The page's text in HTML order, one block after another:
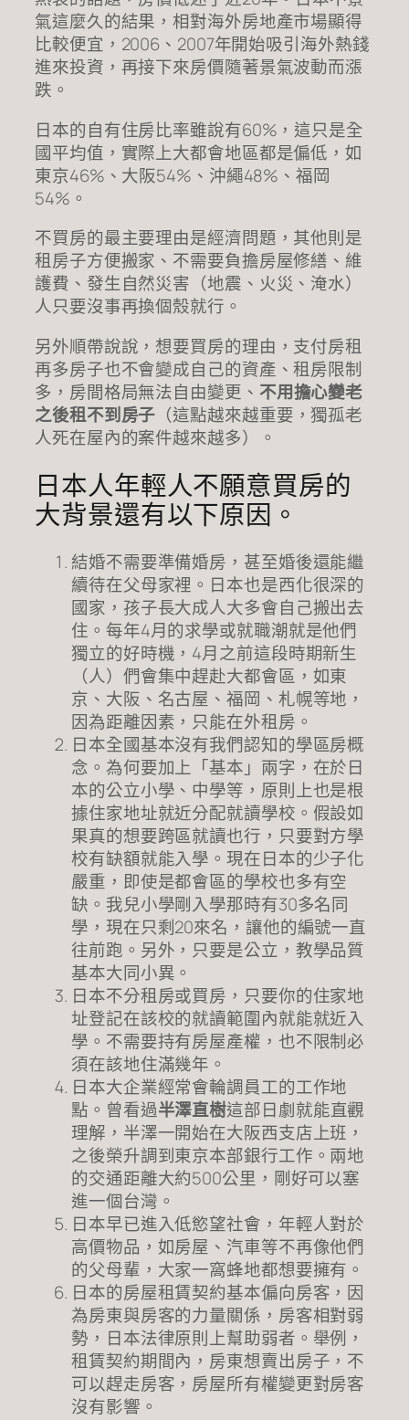
氣這麼久的結果，相對海外房地產市場顯得
比較便宜，2006、2007年開始吸引海外熱錢
進來投資，再接下來房價隨著景氣波動而漲
跌。
日本的自有住房比率雖說有60%，這只是全
國平均值，實際上大都會地區都是偏低，如
東京46%、大阪54%、沖繩48%、福岡
54%。
不買房的最主要理由是經濟問題，其他則是
租房子方便搬家、不需要負擔房屋修繕、維
護費、發生自然災害（地震、火災、淹水）
人只要沒事再換個殼就行。
另外順帶說說，想要買房的理由，支付房租
再多房子也不會變成自己的資產、租房限制
多，房間格局無法自由變更、 不用擔心變老
之後租不到房子 （這點越來越重要，獨孤老
人死在屋內的案件越來越多）。
日本人年輕人不願意買房的
大背景還有以下原因。
結婚不需要準備婚房，甚至婚後還能繼
續待在父母家裡。日本也是西化很深的
國家，孩子長大成人大多會自己搬出去
住。每年4月的求學或就職潮就是他們
獨立的好時機，4月之前這段時期新生
（人）們會集中趕赴大都會區，如東
京、大阪、名古屋、福岡、札幌等地，
因為距離因素，只能在外租房。
日本全國基本沒有我們認知的學區房概
念。為何要加上「基本」兩字，在於日
本的公立小學、中學等，原則上也是根
據住家地址就近分配就讀學校。假設如
果真的想要跨區就讀也行，只要對方學
校有缺額就能入學。現在日本的少子化
嚴重，即使是都會區的學校也多有空
缺。我兒小學剛入學那時有30多名同
學，現在只剩20來名，讓他的編號一直
往前跑。另外，只要是公立，教學品質
基本大同小異。
日本不分租房或買房，只要你的住家地
址登記在該校的就讀範圍內就能就近入
學。不需要持有房屋產權，也不限制必
須在該地住滿幾年。
日本大企業經常會輪調員工的工作地
點。曾看過半澤直樹這部日劇就能直觀
理解，半澤一開始在大阪西支店上班，
之後榮升調到東京本部銀行工作。兩地
的交通距離大約500公里，剛好可以塞
進一個台灣。
日本早已進入低慾望社會，年輕人對於
高價物品，如房屋、汽車等不再像他們
的父母輩，大家一窩蜂地都想要擁有。
日本的房屋租賃契約基本偏向房客，因
為房東與房客的力量關係，房客相對弱
勢，日本法律原則上幫助弱者。舉例，
租賃契約期間內，房東想賣出房子，不
可以趕走房客，房屋所有權變更對房客
沒有影響。